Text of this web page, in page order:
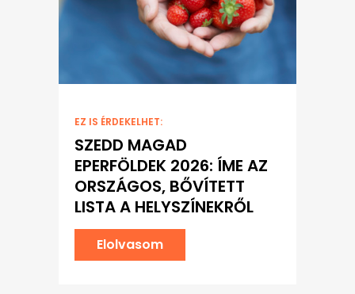
EZ IS ÉRDEKELHET:
SZEDD MAGAD
EPERFÖLDEK 2026: ÍME AZ
ORSZÁGOS, BŐVÍTETT
LISTA A HELYSZÍNEKRŐL
Elolvasom